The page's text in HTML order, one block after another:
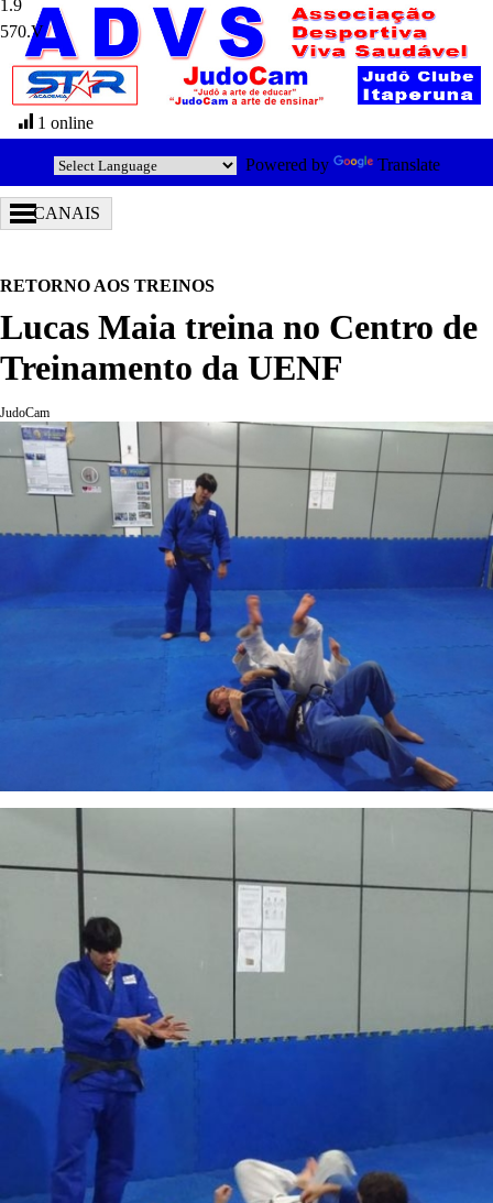
1 online
Powered by Translate
CANAIS
RETORNO AOS TREINOS
Lucas Maia treina no Centro de
Treinamento da UENF
570.V
JudoCam